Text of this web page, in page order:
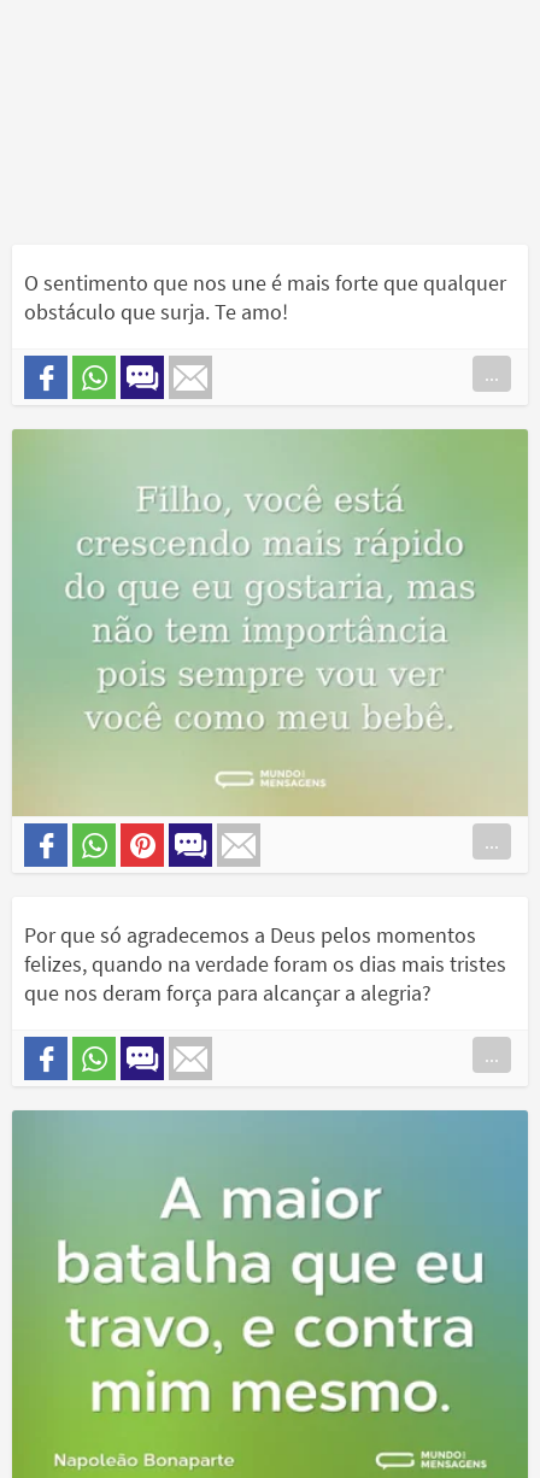
O sentimento que nos une é mais forte que qualquer
obstáculo que surja. Te amo!
...
...
Por que só agradecemos a Deus pelos momentos
felizes, quando na verdade foram os dias mais tristes
que nos deram força para alcançar a alegria?
...